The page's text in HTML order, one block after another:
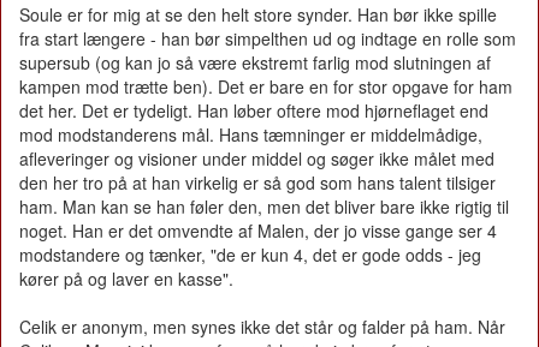
Soule er for mig at se den helt store synder. Han bør ikke spille
fra start længere - han bør simpelthen ud og indtage en rolle som
supersub (og kan jo så være ekstremt farlig mod slutningen af
kampen mod trætte ben). Det er bare en for stor opgave for ham
det her. Det er tydeligt. Han løber oftere mod hjørneflaget end
mod modstanderens mål. Hans tæmninger er middelmådige,
afleveringer og visioner under middel og søger ikke målet med
den her tro på at han virkelig er så god som hans talent tilsiger
ham. Man kan se han føler den, men det bliver bare ikke rigtig til
noget. Han er det omvendte af Malen, der jo visse gange ser 4
modstandere og tænker, "de er kun 4, det er gode odds - jeg
kører på og laver en kasse".
Celik er anonym, men synes ikke det står og falder på ham. Når